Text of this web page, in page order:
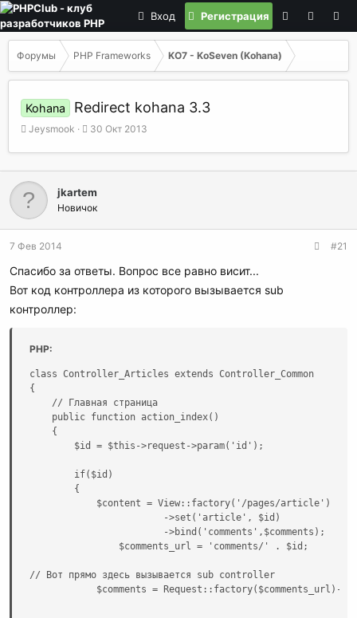
Вход Регистрация
Форумы PHP Frameworks KO7 - KoSeven (Kohana)
Kohana Redirect kohana 3.3
А
т
о
р
т
м
ы
Jeysmook
Д
т
а
а
ч
а
30 Окт 2013
jkartem
Новичок
7 Фев 2014 #21
Спасибо за ответы. Вопрос все равно висит...
Вот код контроллера из которого вызывается sub
контроллер:
PHP:
class Controller_Articles extends Controller_Common
{
    // Главная страница
    public function action_index()
    {
        $id = $this->request->param('id');
        if($id)
        {
            $content = View::factory('/pages/article')
                        ->set('article', $id)
                        ->bind('comments',$comments);
                $comments_url = 'comments/' . $id;
// Вот прямо здесь вызывается sub controller
$comments = Request::factory($comments_url)-